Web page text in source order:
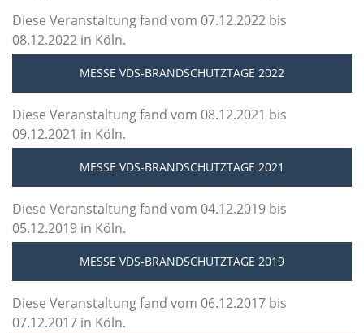
Diese Veranstaltung fand vom 07.12.2022 bis
08.12.2022 in Köln.
MESSE VDS-BRANDSCHUTZTAGE 2022
Diese Veranstaltung fand vom 08.12.2021 bis
09.12.2021 in Köln.
MESSE VDS-BRANDSCHUTZTAGE 2021
Diese Veranstaltung fand vom 04.12.2019 bis
05.12.2019 in Köln.
MESSE VDS-BRANDSCHUTZTAGE 2019
Diese Veranstaltung fand vom 06.12.2017 bis
07.12.2017 in Köln.